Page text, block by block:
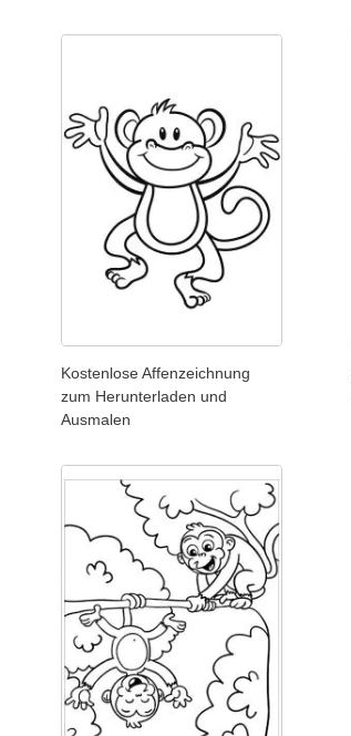
Kostenlose Affenzeichnung
zum Herunterladen und
Ausmalen